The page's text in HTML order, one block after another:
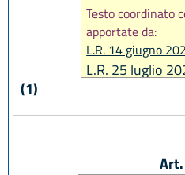
Testo coordinato
apportate da:
L.R. 14 giugno
L.R. 25 luglio
(1)